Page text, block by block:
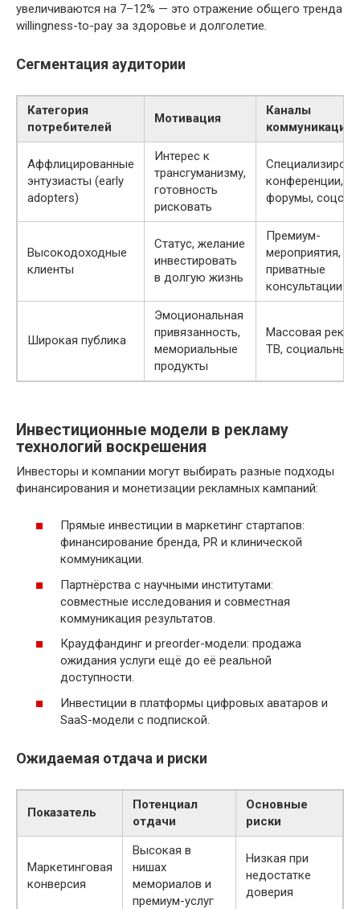
увеличиваются на 7–12% — это отражение общего тренда
willingness-to-pay за здоровье и долголетие.
Сегментация аудитории
Категория
потребителей
Мотивация
Каналы
коммуникации
Аффлицированные
энтузиасты (early
adopters)
Интерес к
трансгуманизму,
готовность
рисковать
конференции,
форумы,
Высокодоходные
клиенты
Статус, желание
инвестировать
в долгую жизнь
Премиум-
мероприятия,
приватные
консультации
Широкая публика
Эмоциональная
привязанность,
мемориальные
продукты
Массовая
ТВ, социальные
Инвестиционные модели в рекламу
технологий воскрешения
Инвесторы и компании могут выбирать разные подходы
финансирования и монетизации рекламных кампаний:
Прямые инвестиции в маркетинг стартапов:
финансирование бренда, PR и клинической
коммуникации.
Партнёрства с научными институтами:
совместные исследования и совместная
коммуникация результатов.
Краудфандинг и preorder-модели: продажа
ожидания услуги ещё до её реальной
доступности.
Инвестиции в платформы цифровых аватаров и
SaaS-модели с подпиской.
Ожидаемая отдача и риски
Показатель
Потенциал
отдачи
Основные
риски
Маркетинговая
конверсия
Высокая в
нишах
мемориалов и
премиум-услуг
Низкая при
недостатке
доверия